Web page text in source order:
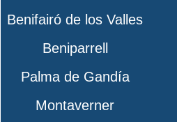
Benifairó de los Valles
Beniparrell
Palma de Gandía
Montaverner